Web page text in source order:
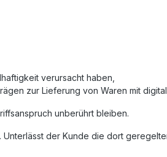
verursacht haben,
zur Lieferung von Waren mit
unberührt bleiben.
Unterlässt der Kunde die dort